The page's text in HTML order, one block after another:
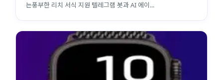
는풍부한 리치 서식 지원 텔레그램 봇과 AI 에이...